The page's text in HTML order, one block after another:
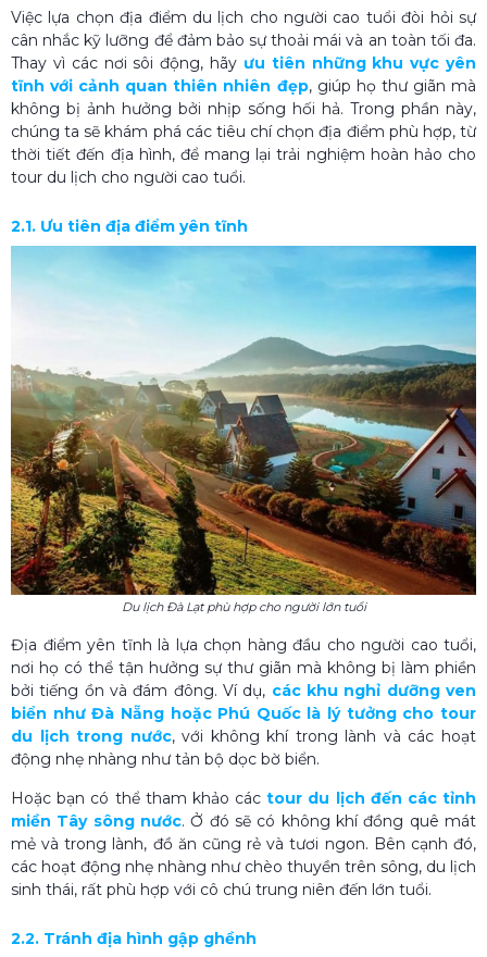
Việc lựa chọn địa điểm du lịch cho người cao tuổi đòi hỏi sự
cân nhắc kỹ lưỡng để đảm bảo sự thoải mái và an toàn tối đa.
Thay vì các nơi sôi động, hãy ưu tiên những khu vực yên
tĩnh với cảnh quan thiên nhiên đẹp, giúp họ thư giãn mà
không bị ảnh hưởng bởi nhịp sống hối hả. Trong phần này,
chúng ta sẽ khám phá các tiêu chí chọn địa điểm phù hợp, từ
thời tiết đến địa hình, để mang lại trải nghiệm hoàn hảo cho
tour du lịch cho người cao tuổi.
2.1. Ưu tiên địa điểm yên tĩnh
Du lịch Đà Lạt phù hợp cho người lớn tuổi
Địa điểm yên tĩnh là lựa chọn hàng đầu cho người cao tuổi,
nơi họ có thể tận hưởng sự thư giãn mà không bị làm phiền
bởi tiếng ồn và đám đông. Ví dụ, các khu nghỉ dưỡng ven
biển như Đà Nẵng hoặc Phú Quốc là lý tưởng cho tour
du lịch trong nước, với không khí trong lành và các hoạt
động nhẹ nhàng như tản bộ dọc bờ biển.
Hoặc bạn có thể tham khảo các tour du lịch đến các tỉnh
miền Tây sông nước. Ở đó sẽ có không khí đồng quê mát
mẻ và trong lành, đồ ăn cũng rẻ và tươi ngon. Bên cạnh đó,
các hoạt động nhẹ nhàng như chèo thuyền trên sông, du lịch
sinh thái, rất phù hợp với cô chú trung niên đến lớn tuổi.
2.2. Tránh địa hình gập ghềnh